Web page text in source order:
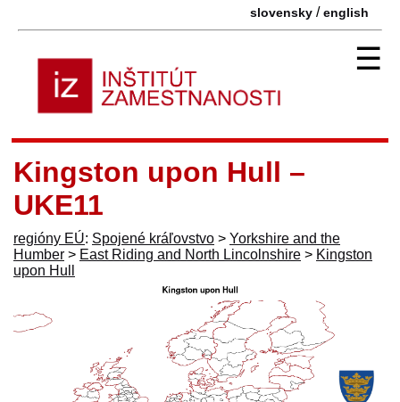
slovensky /english
☰
Kingston upon Hull –
UKE11
regióny EÚ: Spojené kráľovstvo > Yorkshire and the
Humber > East Riding and North Lincolnshire > Kingston
upon Hull